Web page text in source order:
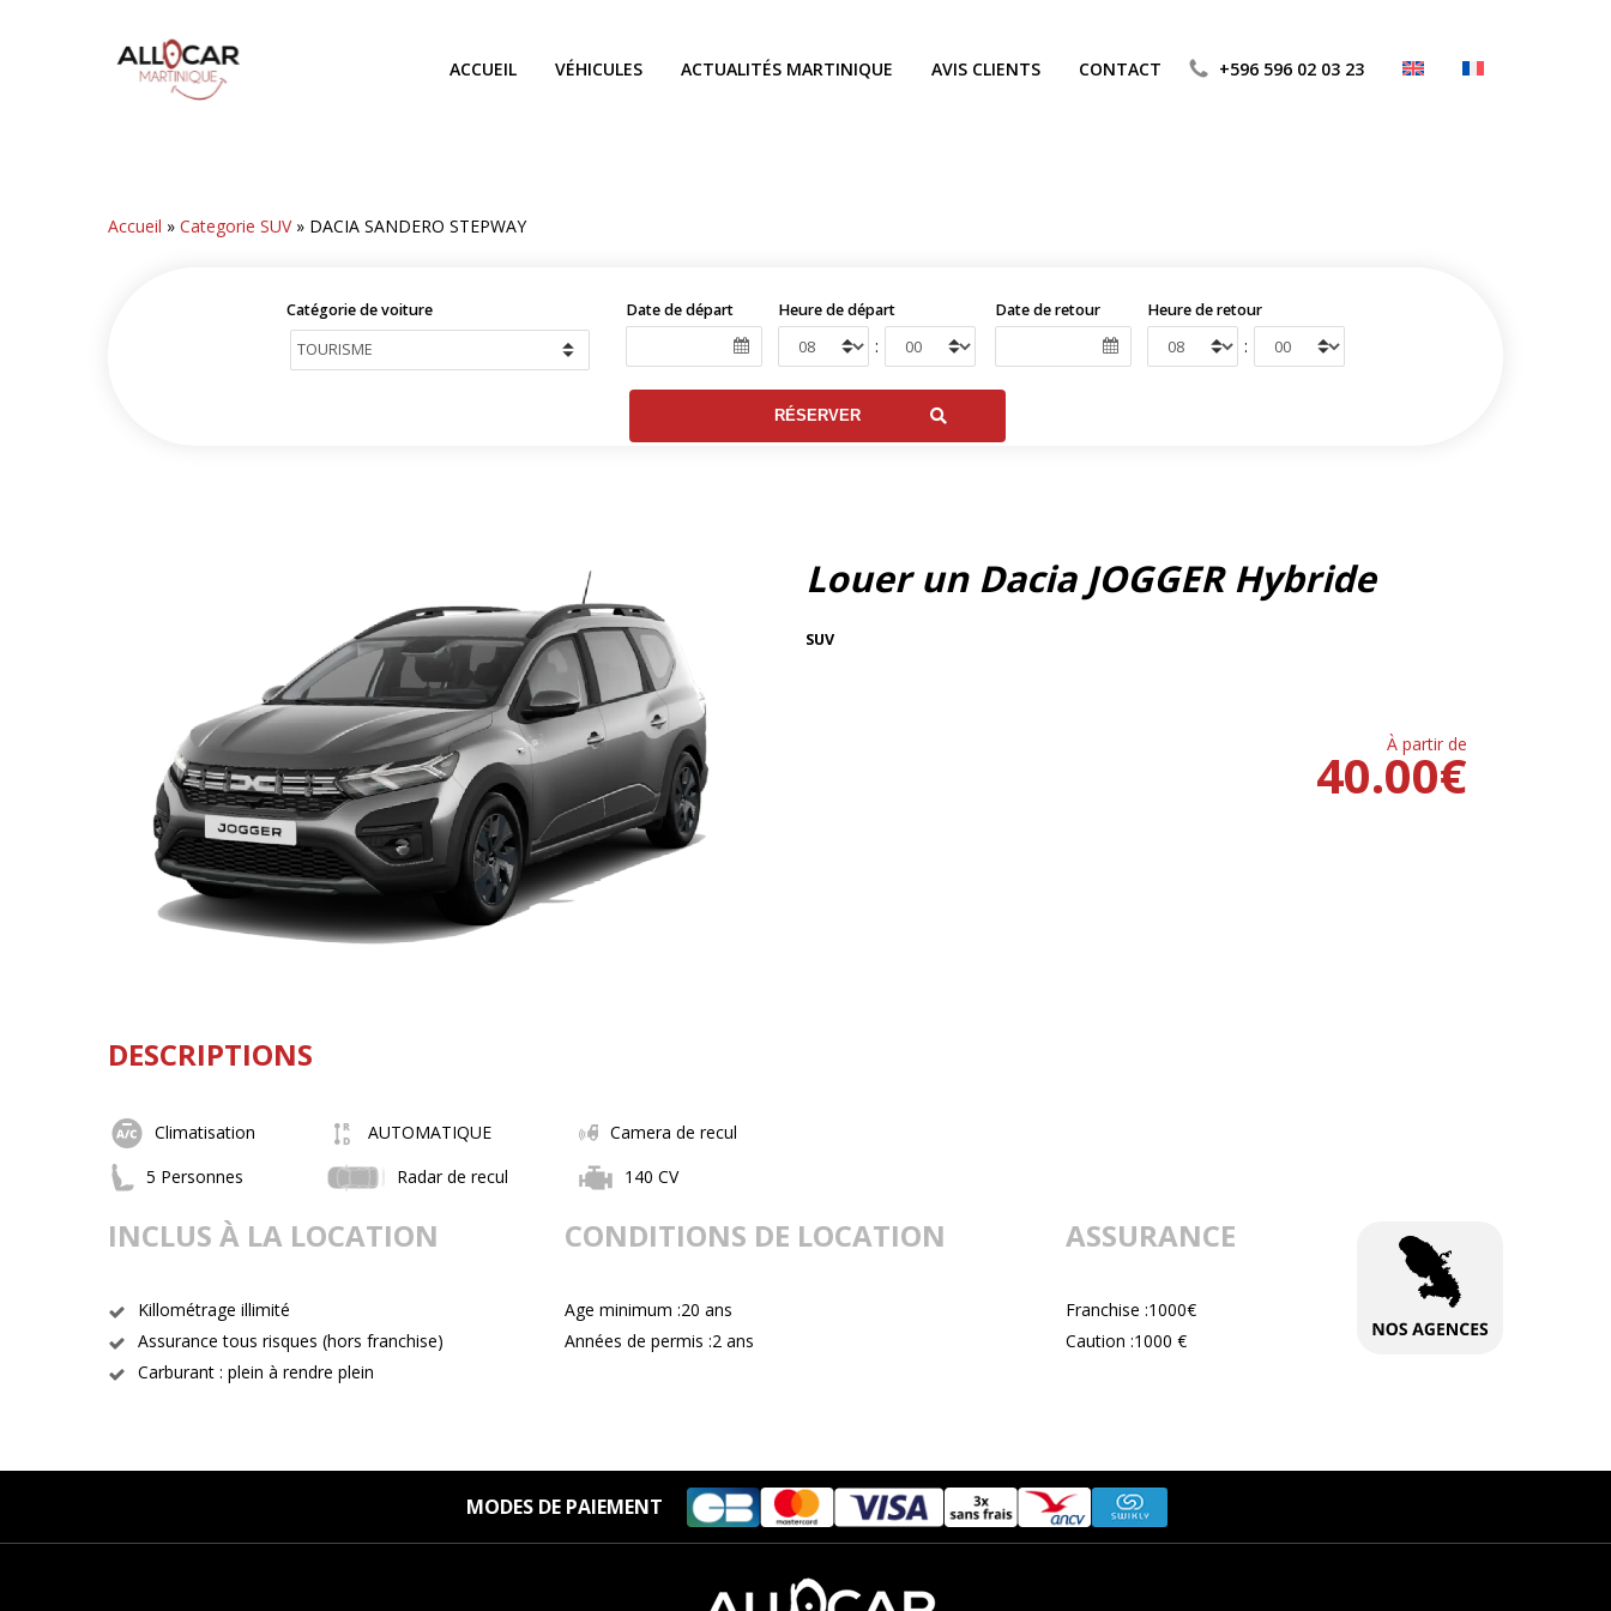
ACCUEIL VÉHICULES ACTUALITÉS MARTINIQUE AVIS CLIENTS CONTACT +596 596 02 03 23
Accueil »Categorie SUV» DACIA SANDERO STEPWAY
Catégorie de voiture Date de départ Heure de départ
:
Date de retour Heure de retour
:
Louer un Dacia JOGGER Hybride
SUV
À partir de
€
40.00
DESCRIPTIONS
Climatisation AUTOMATIQUE
Camera de recul
5 Personnes
Radar de recul 140 CV
INCLUS À LA LOCATION
Killométrage illimité
Assurance tous risques (hors franchise)
Carburant : plein à rendre plein
CONDITIONS DE LOCATION
Age minimum :20 ans
Années de permis :2 ans
ASSURANCE
Franchise :1000€
Caution :1000 €
MODES DE PAIEMENT